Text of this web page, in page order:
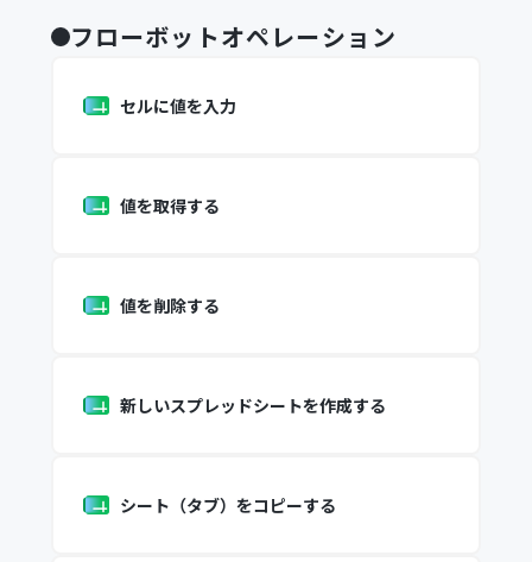
フローボットオペレーション
セルに値を入力
値を取得する
値を削除する
新しいスプレッドシートを作成する
シート（タブ）をコピーする